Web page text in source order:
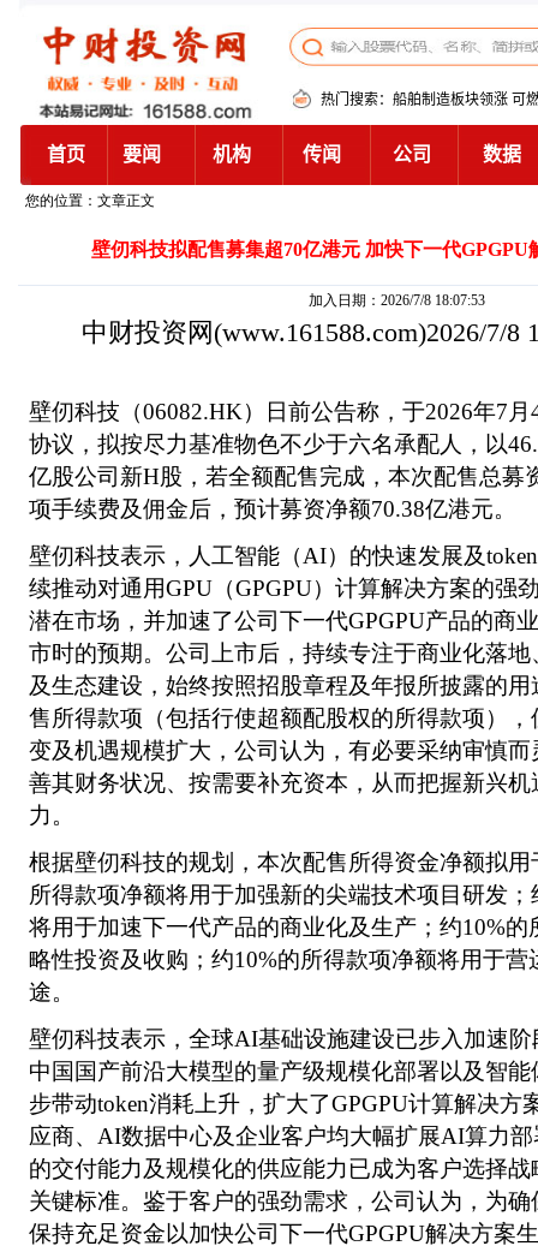
您的位置：文章正文
壁仞科技拟配售募集超70亿港元 加快下一代GPGPU
加入日期：2026/7/8 18:07:53
中财投资网 (www.161588.com)2026/7/8
壁仞科技（06082.HK）日前公告称，于2026年7
协议，拟按尽力基准物色不少于六名承配人，以
亿股公司新H股，若全额配售完成，本次配售总募
项手续费及佣金后，预计募资净额70.38亿港元。
壁仞科技表示，人工智能（AI）的快速发展及
续推动对通用GPU（GPGPU）计算解决方案的强
潜在市场，并加速了公司下一代GPGPU产品的商
市时的预期。公司上市后，持续专注于商业化落
及生态建设，始终按照招股章程及年报所披露的
售所得款项（包括行使超额配股权的所得款项）
变及机遇规模扩大，公司认为，有必要采纳审慎
善其财务状况、按需要补充资本，从而把握新兴
力。
根据壁仞科技的规划，本次配售所得资金净额拟
所得款项净额将用于加强新的尖端技术项目研发
将用于加速下一代产品的商业化及生产；约10%
略性投资及收购；约10%的所得款项净额将用于
途。
壁仞科技表示，全球AI基础设施建设已步入加速
中国国产前沿大模型的量产级规模化部署以及智
步带动token消耗上升，扩大了GPGPU计算解决方
应商、AI数据中心及企业客户均大幅扩展AI算力
的交付能力及规模化的供应能力已成为客户选择战
关键标准。鉴于客户的强劲需求，公司认为，为
保持充足资金以加快公司下一代GPGPU解决方案